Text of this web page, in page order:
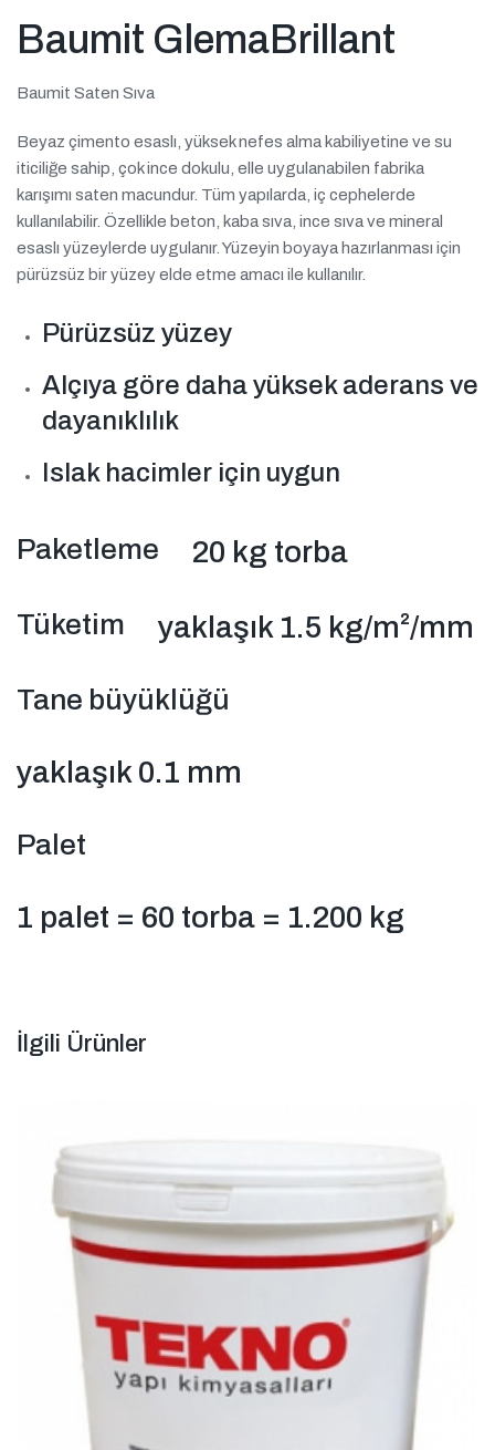
Baumit GlemaBrillant
Baumit Saten Sıva
Beyaz çimento esaslı, yüksek nefes alma kabiliyetine ve su
iticiliğe sahip, çok ince dokulu, elle uygulanabilen fabrika
karışımı saten macundur. Tüm yapılarda, iç cephelerde
kullanılabilir. Özellikle beton, kaba sıva, ince sıva ve mineral
esaslı yüzeylerde uygulanır. Yüzeyin boyaya hazırlanması için
pürüzsüz bir yüzey elde etme amacı ile kullanılır.
Pürüzsüz yüzey
Alçıya göre daha yüksek aderans ve
dayanıklılık
Islak hacimler için uygun
Paketleme 20 kg torba
Tüketim yaklaşık 1.5 kg/m²/mm
Tane büyüklüğü
yaklaşık 0.1 mm
Palet
1 palet = 60 torba = 1.200 kg
İlgili Ürünler